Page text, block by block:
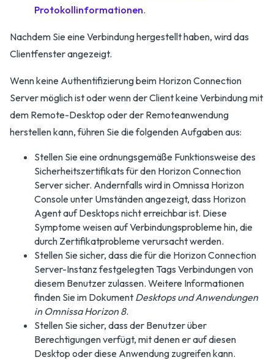
Protokollinformationen.
Nachdem Sie eine Verbindung hergestellt haben, wird das
Clientfenster angezeigt.
Wenn keine Authentifizierung beim Horizon Connection
Server möglich ist oder wenn der Client keine Verbindung mit
dem Remote-Desktop oder der Remoteanwendung
herstellen kann, führen Sie die folgenden Aufgaben aus:
Stellen Sie eine ordnungsgemäße Funktionsweise des
Sicherheitszertifikats für den Horizon Connection
Server sicher. Andernfalls wird in Omnissa Horizon
Console unter Umständen angezeigt, dass Horizon
Agent auf Desktops nicht erreichbar ist. Diese
Symptome weisen auf Verbindungsprobleme hin, die
durch Zertifikatprobleme verursacht werden.
Stellen Sie sicher, dass die für die Horizon Connection
Server-Instanz festgelegten Tags Verbindungen von
diesem Benutzer zulassen. Weitere Informationen
finden Sie im Dokument Desktops und Anwendungen
in Omnissa Horizon 8.
Stellen Sie sicher, dass der Benutzer über
Berechtigungen verfügt, mit denen er auf diesen
Desktop oder diese Anwendung zugreifen kann.